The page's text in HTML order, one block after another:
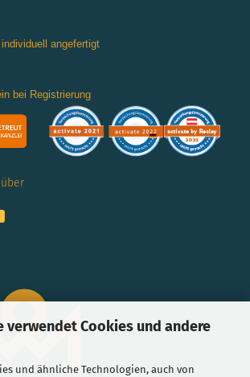
verwendet Cookies und andere
und ähnliche Technologien, auch von
angefertigt
bei Registrierung